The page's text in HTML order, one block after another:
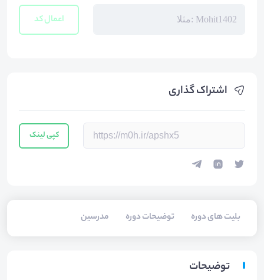
اشتراک گذاری
کپی لینک
بلیت های دوره توضیحات دوره مدرسین
اعمال کد
توضیحات